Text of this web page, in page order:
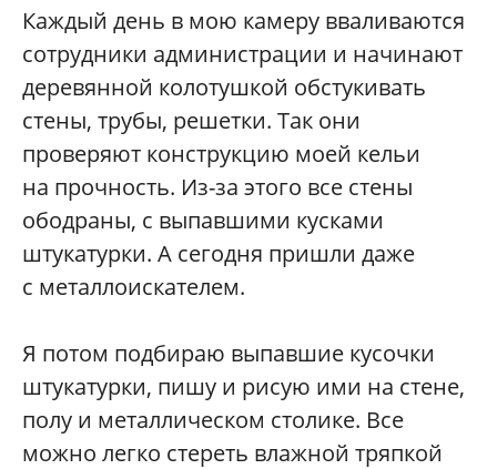
Каждый день в мою камеру вваливаются
сотрудники администрации и начинают
деревянной колотушкой обстукивать
стены, трубы, решетки. Так они
проверяют конструкцию моей кельи
на прочность. Из-за этого все стены
ободраны, с выпавшими кусками
штукатурки. А сегодня пришли даже
с металлоискателем.
Я потом подбираю выпавшие кусочки
штукатурки, пишу и рисую ими на стене,
полу и металлическом столике. Все
можно легко стереть влажной тряпкой